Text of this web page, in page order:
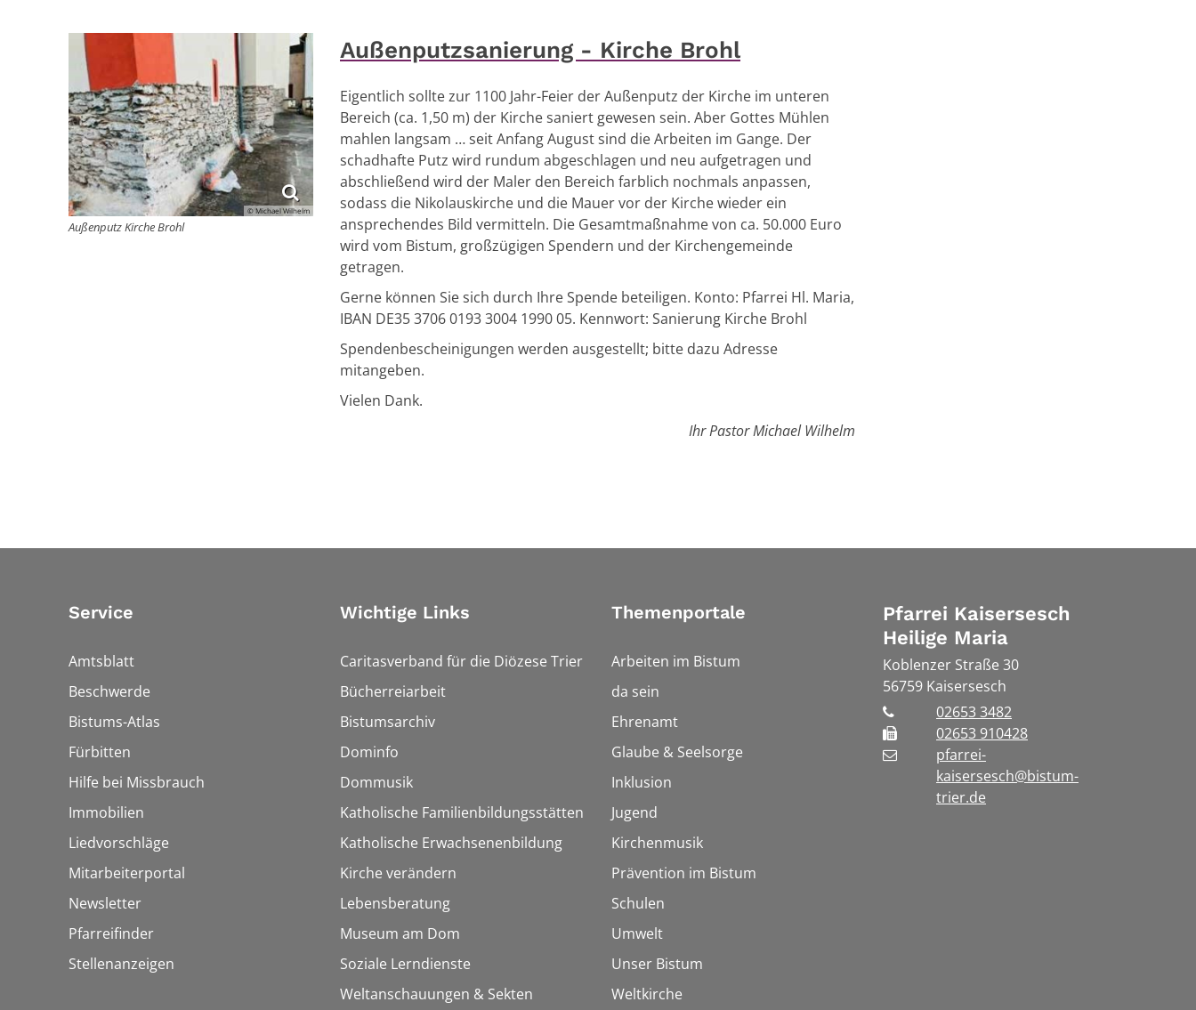
© Michael Wilhelm
Außenputz Kirche Brohl
Außenputzsanierung - Kirche Brohl
Eigentlich sollte zur 1100 Jahr-Feier der Außenputz der Kirche im unteren
Bereich (ca. 1,50 m) der Kirche saniert gewesen sein. Aber Gottes Mühlen
mahlen langsam … seit Anfang August sind die Arbeiten im Gange. Der
schadhafte Putz wird rundum abgeschlagen und neu aufgetragen und
abschließend wird der Maler den Bereich farblich nochmals anpassen,
sodass die Nikolauskirche und die Mauer vor der Kirche wieder ein
ansprechendes Bild vermitteln. Die Gesamtmaßnahme von ca. 50.000 Euro
wird vom Bistum, großzügigen Spendern und der Kirchengemeinde
getragen.
Gerne können Sie sich durch Ihre Spende beteiligen. Konto: Pfarrei Hl. Maria,
IBAN DE35 3706 0193 3004 1990 05. Kennwort: Sanierung Kirche Brohl
Spendenbescheinigungen werden ausgestellt; bitte dazu Adresse
mitangeben.
Vielen Dank.
Ihr Pastor Michael Wilhelm
Service
Amtsblatt
Beschwerde
Bistums-Atlas
Fürbitten
Hilfe bei Missbrauch
Immobilien
Liedvorschläge
Mitarbeiterportal
Newsletter
Pfarreifinder
Stellenanzeigen
Wichtige Links
Caritasverband für die Diözese Trier
Bücherreiarbeit
Bistumsarchiv
Dominfo
Dommusik
Katholische Familienbildungsstätten
Katholische Erwachsenenbildung
Kirche verändern
Lebensberatung
Museum am Dom
Soziale Lerndienste
Weltanschauungen & Sekten
Themenportale
Arbeiten im Bistum
da sein
Ehrenamt
Glaube & Seelsorge
Inklusion
Jugend
Kirchenmusik
Prävention im Bistum
Schulen
Umwelt
Unser Bistum
Weltkirche
Pfarrei Kaisersesch
Heilige Maria
Koblenzer Straße 30
56759 Kaisersesch
02653 3482
02653 910428
pfarrei-
kaisersesch@bistum-
trier.de